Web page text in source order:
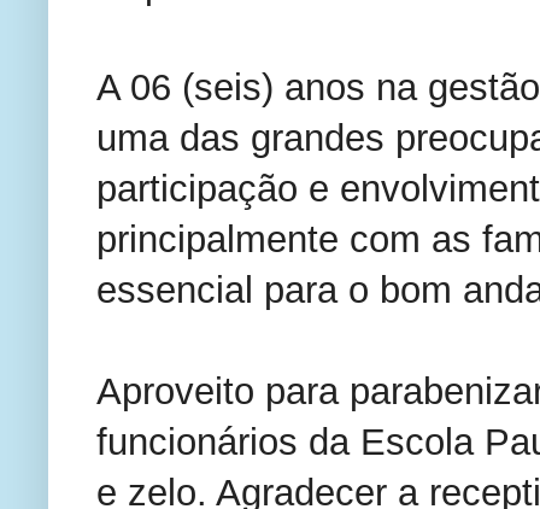
A 06 (seis) anos na
uma das grandes
participação e
principalmente com as
essencial para o bom
Aproveito para
funcionários da Escola
e zelo. Agradecer a